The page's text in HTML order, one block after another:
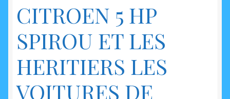
Mes commandes
Mon compte
A propos de nous
CITROEN 5 HP
SPIROU ET LES
HERITIERS LES
VOITURES DE